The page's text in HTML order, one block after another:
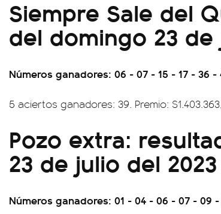
Siempre Sale del
del domingo 23 de
Números ganadores: 06 - 07 - 15 - 17 - 36 -
5 aciertos ganadores: 39. Premio:
Pozo extra:
23 de julio del 2023
Números ganadores: 01 - 04 - 06 - 07 - 09